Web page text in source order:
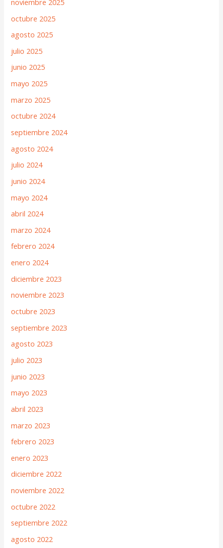
octubre 2025
agosto 2025
julio 2025
junio 2025
mayo 2025
marzo 2025
octubre 2024
septiembre 2024
agosto 2024
julio 2024
junio 2024
mayo 2024
abril 2024
marzo 2024
febrero 2024
enero 2024
diciembre 2023
noviembre 2023
octubre 2023
septiembre 2023
agosto 2023
julio 2023
junio 2023
mayo 2023
abril 2023
marzo 2023
febrero 2023
enero 2023
diciembre 2022
noviembre 2022
octubre 2022
septiembre 2022
agosto 2022